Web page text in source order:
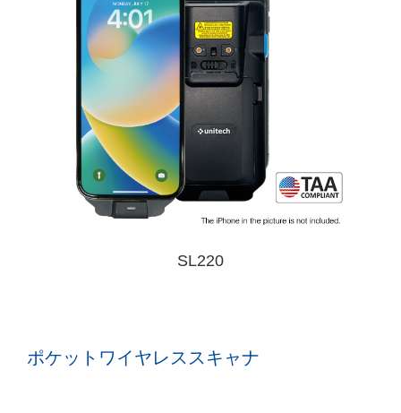
SL220
ポケットワイヤレススキャナ